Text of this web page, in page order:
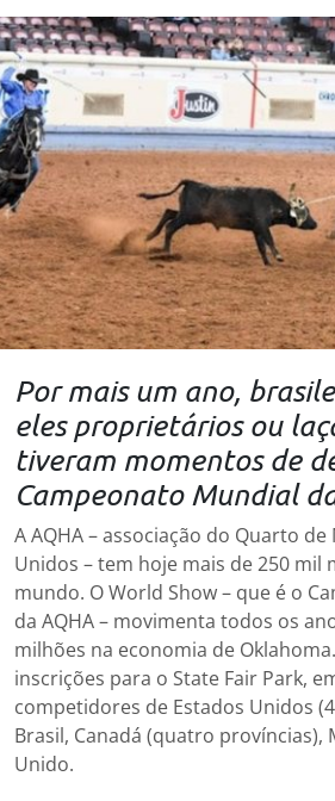
Por mais um ano,
eles proprietários ou
tiveram momentos de
Campeonato Mundial
A AQHA – associação do Quarto
Unidos – tem hoje mais de 250 mil
mundo. O World Show – que é o
da AQHA – movimenta todos os
milhões na economia de
inscrições para o State Fair Park,
competidores de Estados Unidos
Brasil, Canadá (quatro províncias),
Unido.